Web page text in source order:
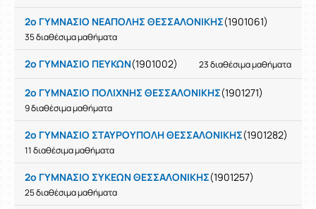
2ο ΓΥΜΝΑΣΙΟ ΝΕΑΠΟΛΗΣ ΘΕΣΣΑΛΟΝΙΚΗΣ(1901061)
35 διαθέσιμα μαθήματα
2ο ΓΥΜΝΑΣΙΟ ΠΕΥΚΩΝ(1901002) 23 διαθέσιμα μαθήματα
2ο ΓΥΜΝΑΣΙΟ ΠΟΛΙΧΝΗΣ ΘΕΣΣΑΛΟΝΙΚΗΣ(1901271)
9 διαθέσιμα μαθήματα
2ο ΓΥΜΝΑΣΙΟ ΣΤΑΥΡΟΥΠΟΛΗ ΘΕΣΣΑΛΟΝΙΚΗΣ(1901282)
11 διαθέσιμα μαθήματα
2ο ΓΥΜΝΑΣΙΟ ΣΥΚΕΩΝ ΘΕΣΣΑΛΟΝΙΚΗΣ(1901257)
25 διαθέσιμα μαθήματα